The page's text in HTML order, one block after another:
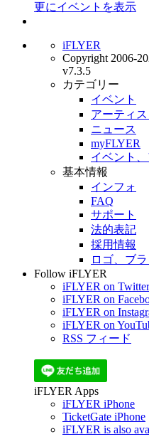
更にイベントを表示
iFLYER
Copyright 2006-
v7.3.5
カテゴリー
イベント
アーティス
ニュース
myFLYER
イベント
基本情報
インフォ
FAQ
サポート
法的表記
採用情報
ロゴ、ブ
Follow iFLYER
iFLYER on Twitter
iFLYER on
iFLYER on
iFLYER on
RSS フィード
iFLYER Apps
iFLYER iPhone
TicketGate iPhone
iFLYER is also